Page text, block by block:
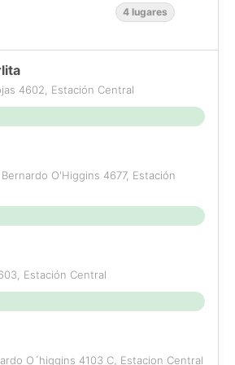
4 lugares
4602, Estación Central
O'Higgins 4677, Estación
Estación Central
O´higgins 4103 C, Estacion Central